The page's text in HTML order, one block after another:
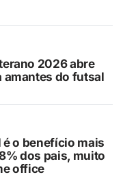
2026 abre
amantes do futsal
o benefício mais
dos pais, muito
office